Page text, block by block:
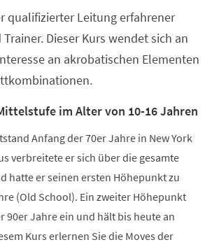
qualifizierter Leitung erfahrener
Dieser Kurs wendet sich an
an akrobatischen Elementen
im Alter von 10-16 Jahren
Anfang der 70er Jahre in New York
verbreitete er sich über die gesamte
hatte er seinen ersten Höhepunkt zu
(Old School). Ein zweiter Höhepunkt
90er Jahre ein und hält bis heute an
Kurs erlernen Sie die Moves der